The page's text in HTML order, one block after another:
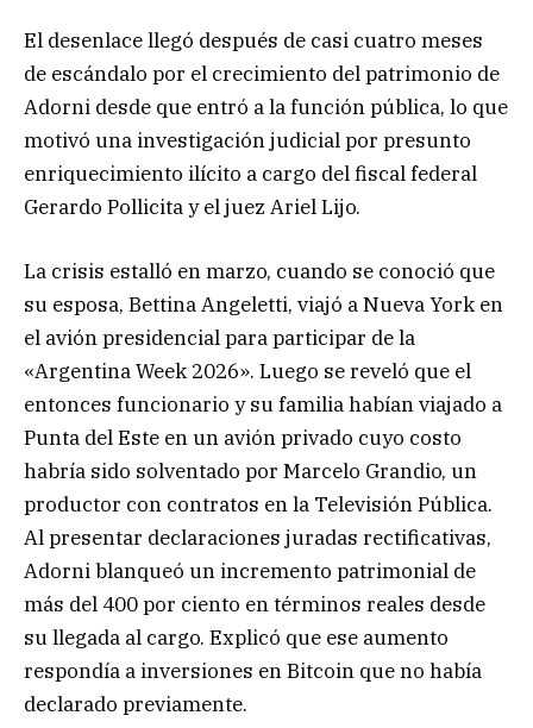
El desenlace llegó después de casi cuatro meses
de escándalo por el crecimiento del patrimonio de
Adorni desde que entró a la función pública, lo que
motivó una investigación judicial por presunto
enriquecimiento ilícito a cargo del fiscal federal
Gerardo Pollicita y el juez Ariel Lijo.
La crisis estalló en marzo, cuando se conoció que
su esposa, Bettina Angeletti, viajó a Nueva York en
el avión presidencial para participar de la
«Argentina Week 2026». Luego se reveló que el
entonces funcionario y su familia habían viajado a
Punta del Este en un avión privado cuyo costo
habría sido solventado por Marcelo Grandio, un
productor con contratos en la Televisión Pública.
Al presentar declaraciones juradas rectificativas,
Adorni blanqueó un incremento patrimonial de
más del 400 por ciento en términos reales desde
su llegada al cargo. Explicó que ese aumento
respondía a inversiones en Bitcoin que no había
declarado previamente.